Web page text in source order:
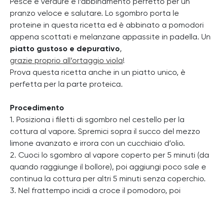
Pesce e verdure è l’abbinamento perfetto per un
pranzo veloce e salutare. Lo sgombro porta le
proteine in questa ricetta ed è abbinato a pomodori
appena scottati e melanzane appassite in padella. Un
piatto gustoso e depurativo,
grazie proprio all’ortaggio viola!
Prova questa ricetta anche in un piatto unico, è
perfetta per la parte proteica.
Procedimento
1. Posiziona i filetti di sgombro nel cestello per la
cottura al vapore. Spremici sopra il succo del mezzo
limone avanzato e irrora con un cucchiaio d’olio.
2. Cuoci lo sgombro al vapore coperto per 5 minuti (da
quando raggiunge il bollore), poi aggiungi poco sale e
continua la cottura per altri 5 minuti senza coperchio.
3. Nel frattempo incidi a croce il pomodoro, poi